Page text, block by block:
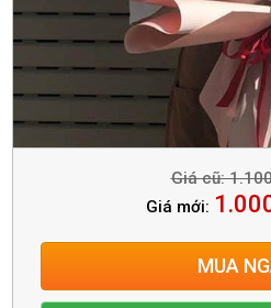
Giá cũ:
Giá mới:
MUA